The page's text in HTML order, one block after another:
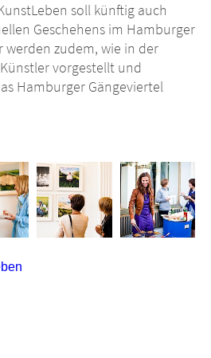
soll künftig auch
Geschehens im Hamburger
werden zudem, wie in der
vorgestellt und
Hamburger Gängeviertel